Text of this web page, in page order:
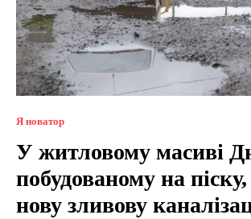
Я новатор
У житловому масиві
побудованому на
нову зливову